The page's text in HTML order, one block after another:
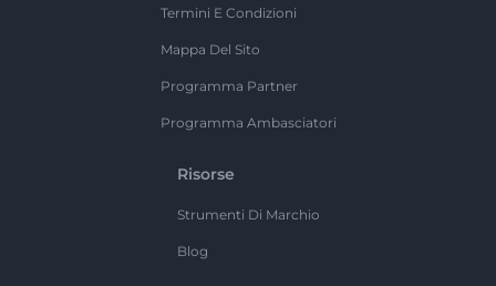
Termini E Condizioni
Mappa Del Sito
Programma Partner
Programma Ambasciatori
Risorse
Strumenti Di Marchio
Blog